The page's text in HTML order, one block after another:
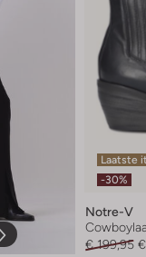
Laatste
-30%
Notre-V
€ 199,95